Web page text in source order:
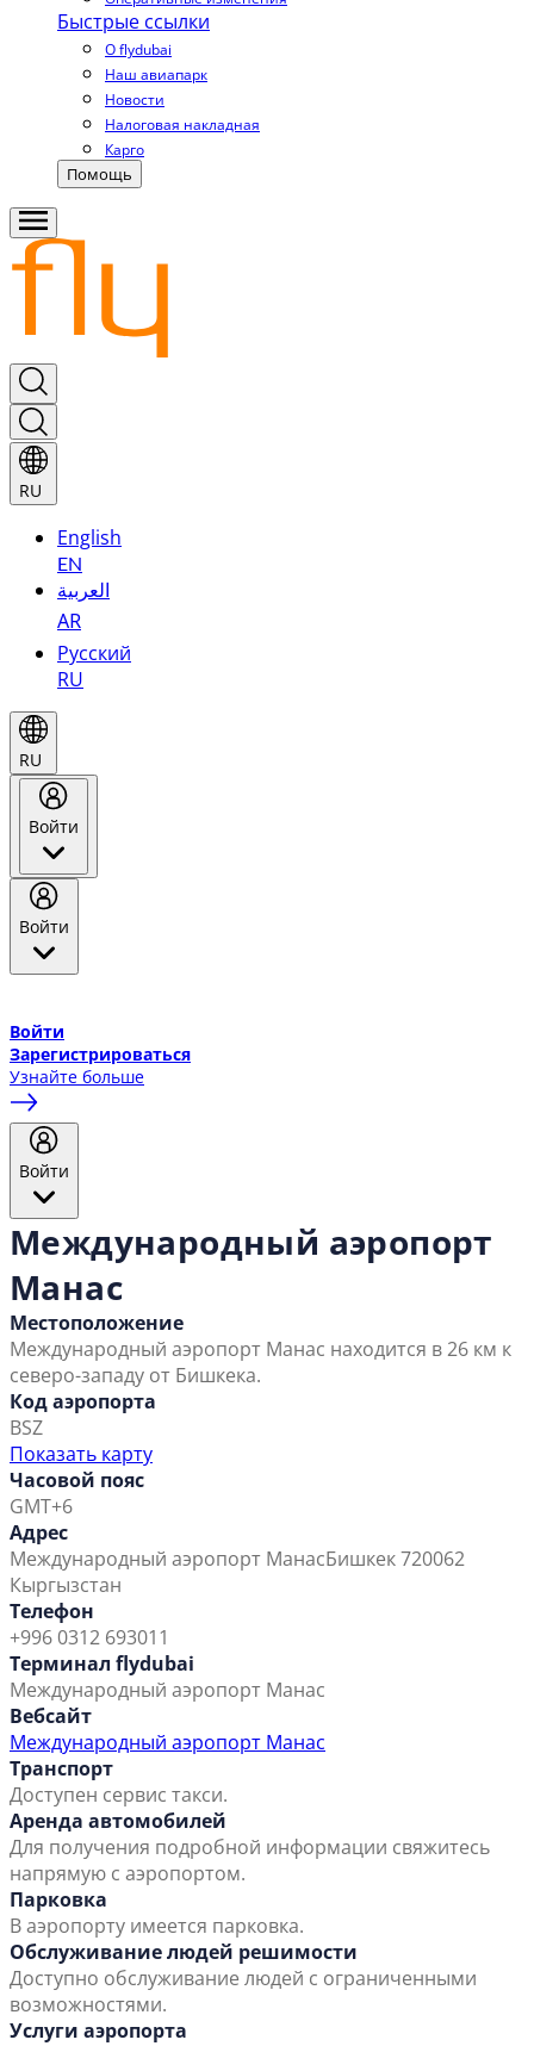
Быстрые ссылки
О flydubai
Наш авиапарк
Новости
Налоговая накладная
Карго
Помощь
RU
English
EN
العربية
AR
Русский
RU
RU
Войти
Войти
Войти
Зарегистрироваться
Узнайте больше
Войти
Международный аэропорт
Манас
Местоположение
Международный аэропорт Манас находится в 26 км к
северо-западу от Бишкека.
Код аэропорта
BSZ
Показать карту
Часовой пояс
GMT+6
Адрес
Международный аэропорт МанасБишкек 720062
Кыргызстан
Телефон
+996 0312 693011
Терминал flydubai
Международный аэропорт Манас
Вебсайт
Международный аэропорт Манас
Транспорт
Доступен сервис такси.
Аренда автомобилей
Для получения подробной информации свяжитесь
напрямую с аэропортом.
Парковка
В аэропорту имеется парковка.
Обслуживание людей решимости
Доступно обслуживание людей с ограниченными
возможностями.
Услуги аэропорта